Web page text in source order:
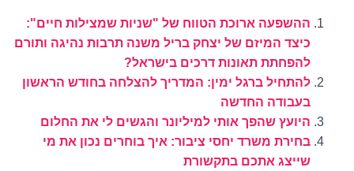
ההשפעה ארוכת הטווח של "שניות שמצילות חיים":
כיצד המיזם של יצחק בריל משנה תרבות נהיגה ותורם
להפחתת תאונות דרכים בישראל?
להתחיל ברגל ימין: המדריך להצלחה בחודש הראשון
בעבודה החדשה
היועץ שהפך אותי למיליונר והגשים לי את החלום
בחירת משרד יחסי ציבור: איך בוחרים נכון את מי
שייצג אתכם בתקשורת